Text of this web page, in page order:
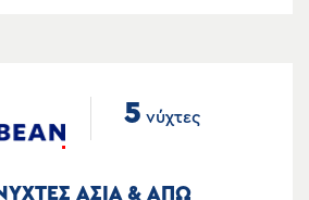
5 νύχτες
ΑΣΙΑ & ΑΠΩ